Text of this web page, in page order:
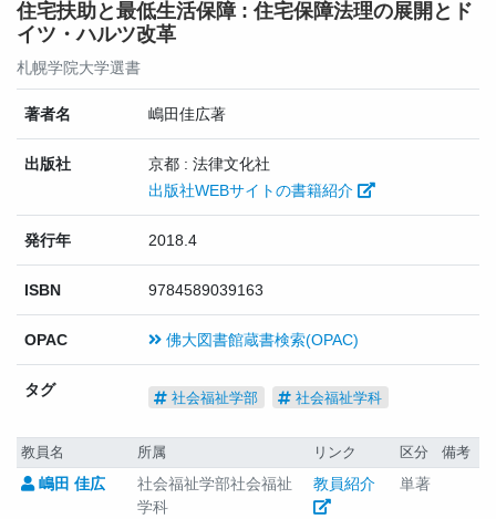
住宅扶助と最低生活保障 : 住宅保障法理の展開とド
イツ・ハルツ改革
札幌学院大学選書
著者名 嶋田佳広著
出版社
京都 : 法律文化社
出版社WEBサイトの書籍紹介
発行年 2018.4
ISBN 9784589039163
OPAC 佛大図書館蔵書検索(OPAC)
タグ 社会福祉学部 社会福祉学科
教員名 所属 リンク 区分 備考
嶋田 佳広
社会福祉学部社会福祉
学科
教員紹介 単著